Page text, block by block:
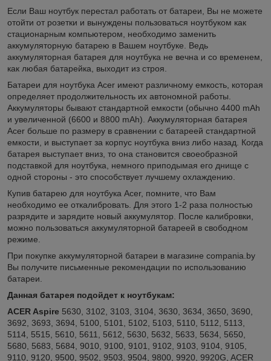
Если Ваш ноутбук перестал работать от батареи, Вы не можете
отойти от розетки и вынуждены пользоваться ноутбуком как
стационарным компьютером, необходимо заменить
аккумуляторную батарею в Вашем ноутбуке. Ведь
аккумуляторная батарея для ноутбука не вечна и со временем,
как любая батарейка, выходит из строя.
Батареи для ноутбука Acer имеют различному емкость, которая
определяет продолжительность их автономной работы.
Аккумуляторы бывают стандартной емкости (обычно 4400 mAh
и увеличенной (6600 и 8800 mAh). Аккумуляторная батарея
Acer больше по размеру в сравнении с батареей стандартной
емкости, и выступает за корпус ноутбука вниз либо назад. Когда
батарея выступает вниз, то она становится своеобразной
подставкой для ноутбука, немного приподымая его днище с
одной стороны - это способствует лучшему охлаждению.
Купив батарею для ноутбука Acer, помните, что Вам
необходимо ее откалибровать. Для этого 1-2 раза полностью
разрядите и зарядите новый аккумулятор. После калибровки,
можно пользоваться аккумуляторной батареей в свободном
режиме.
При покупке аккумуляторной батареи в магазине compania.by
Вы получите письменные рекомендации по использованию
батареи.
Данная батарея подойдет к ноутбукам:
ACER Aspire 5630, 3102, 3103, 3104, 3630, 3634, 3650, 3690,
3692, 3693, 3694, 5100, 5101, 5102, 5103, 5110, 5112, 5113,
5114, 5515, 5610, 5611, 5612, 5630, 5632, 5633, 5634, 5650,
5680, 5683, 5684, 9010, 9100, 9101, 9102, 9103, 9104, 9105,
9110, 9120, 9500, 9502, 9503, 9504, 9800, 9920, 9920G, ACER